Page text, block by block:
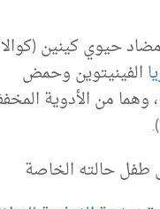
مضاد حيوي كينين
الفينيتوين وحمض
وهما من الأدوية
طفل حالته الخاصة